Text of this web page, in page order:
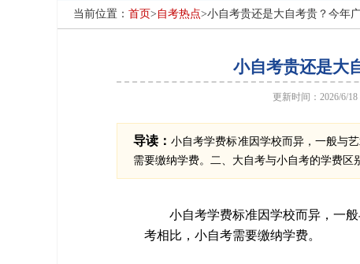
当前位置： 首页> 自考热点>小自考贵还是大自考贵？今年
小自考贵还是大
更新时间：2026/6/18
导读：小自考学费标准因学校而异，一般与
需要缴纳学费。二、大自考与小自考的学费区
小自考学费标准因学校而异，一
考相比，小自考需要缴纳学费。